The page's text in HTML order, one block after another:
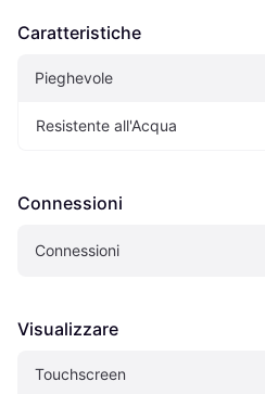
Caratteristiche
Pieghevole
Resistente all'Acqua
Connessioni
Connessioni
Visualizzare
Touchscreen